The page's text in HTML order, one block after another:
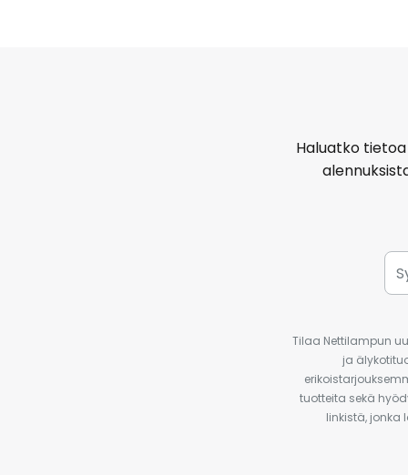
Haluatko
Tilaa Nettilampun
ja
tuotteita sekä
linkistä, jonka